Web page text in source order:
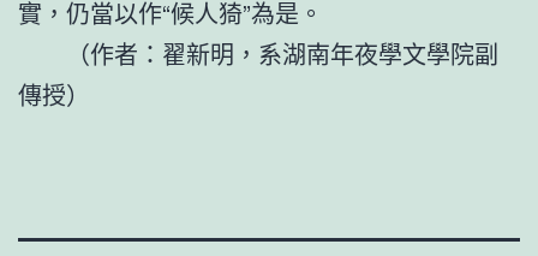
實，仍當以作“候人猗”為是。
（作者：翟新明，系湖南年夜學文學院副
傳授）